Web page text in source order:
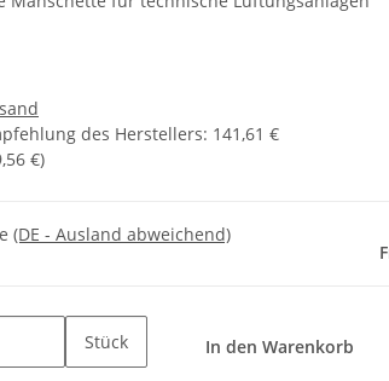
des Herstellers: 141,61 €
€)
(DE - Ausland abweichend)
Stück In den Warenkorb